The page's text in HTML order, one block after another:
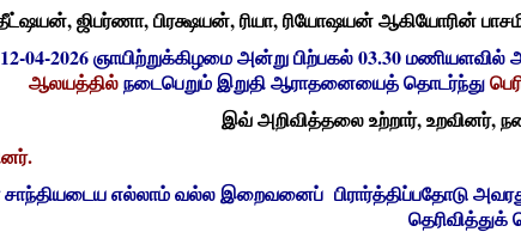
ஜிபர்ணா, பிரக்ஷயன், ரியா, ரியோஷயன் ஆகியோரின்
04-2026 ஞாயிற்றுக்கிழமை அன்று பிற்பகல் 03.30 மணியளவில்
ஆலயத்தில்நடைபெறும் இறுதி ஆராதனையைத் தொடர்ந்து
இவ் அறிவித்தலை உற்றார்,
எல்லாம் வல்ல இறைவனைப் பிரார்த்திப்பதோடு அவரது